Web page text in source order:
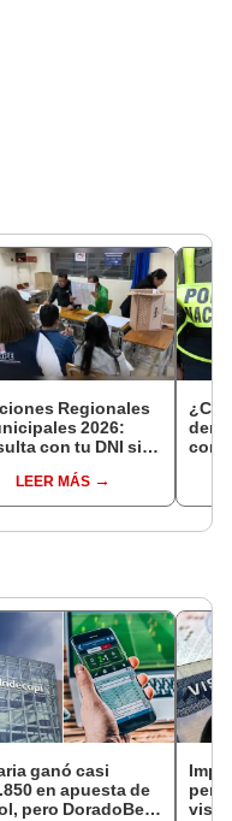
Regionales
2026:
con tu DNI si
para este 4 de
en el link oficial
LEER MÁS
con
ganó casi
en apuesta de
pero DoradoBet